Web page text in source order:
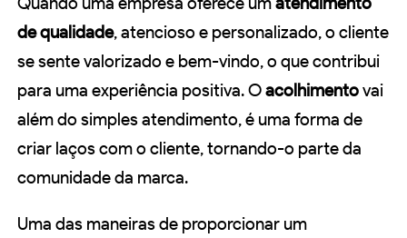
de qualidade, atencioso e personalizado, o cliente
se sente valorizado e bem-vindo, o que contribui
para uma experiência positiva. Oacolhimentovai
além do simples atendimento, é uma forma de
criar laços com o cliente, tornando-o parte da
comunidade da marca.
Uma das maneiras de proporcionar um